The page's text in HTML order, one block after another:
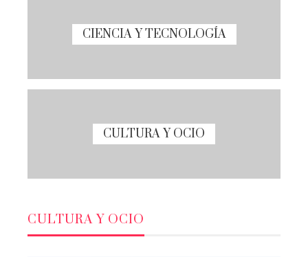
CIENCIA Y TECNOLOGÍA
CULTURA Y OCIO
CULTURA Y OCIO